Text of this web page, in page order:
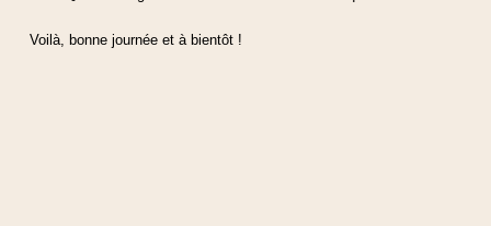
Voilà, bonne journée et à bientôt !